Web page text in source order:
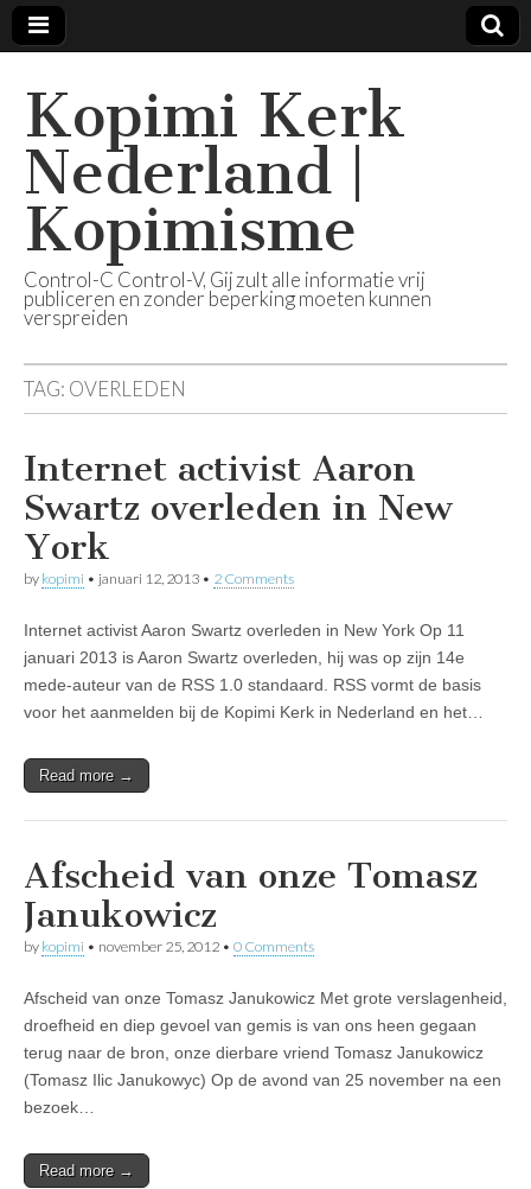
Kopimi Kerk
Nederland |
Kopimisme
Control-C Control-V, Gij zult alle informatie vrij
publiceren en zonder beperking moeten kunnen
verspreiden
TAG: OVERLEDEN
Internet activist Aaron
Swartz overleden in New
York
by kopimi • januari 12, 2013 • 2 Comments
Internet activist Aaron Swartz overleden in New York Op 11
januari 2013 is Aaron Swartz overleden, hij was op zijn 14e
mede-auteur van de RSS 1.0 standaard. RSS vormt de basis
voor het aanmelden bij de Kopimi Kerk in Nederland en het…
Read more →
Afscheid van onze Tomasz
Janukowicz
by kopimi • november 25, 2012 • 0 Comments
Afscheid van onze Tomasz Janukowicz Met grote verslagenheid,
droefheid en diep gevoel van gemis is van ons heen gegaan
terug naar de bron, onze dierbare vriend Tomasz Janukowicz
(Tomasz Ilic Janukowyc) Op de avond van 25 november na een
bezoek…
Read more →